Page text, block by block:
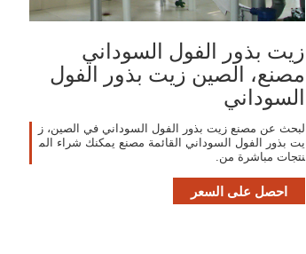
زيت بذور الفول السوداني
مصنع، الصين زيت بذور الفول
السوداني
لبحث عن مصنع زيت بذور الفول السوداني في الصين، ز
يت بذور الفول السوداني القائمة مصنع يمكنك شراء الم
نتجات مباشرة من.
احصل على السعر